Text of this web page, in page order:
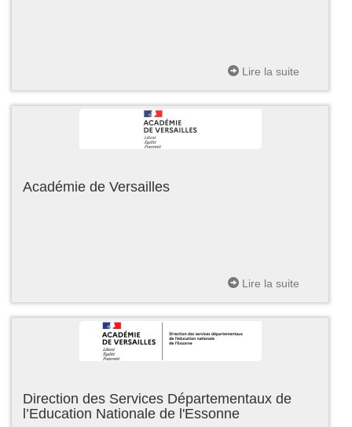
Lire la suite
Académie de Versailles
Lire la suite
Direction des Services Départementaux de
l’Education Nationale de l'Essonne